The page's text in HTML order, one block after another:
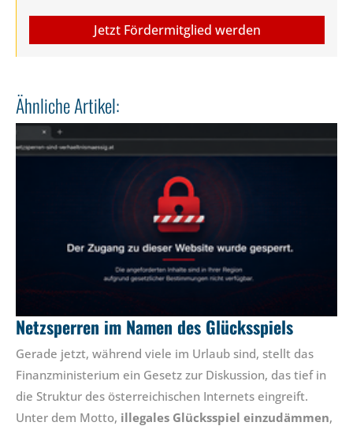
Jetzt Fördermitglied werden
Ähnliche Artikel:
Netzsperren im Namen des Glücksspiels
Gerade jetzt, während viele im Urlaub sind, stellt das
Finanzministerium ein Gesetz zur Diskussion, das tief in
die Struktur des österreichischen Internets eingreift.
Unter dem Motto, illegales Glücksspiel einzudämmen,